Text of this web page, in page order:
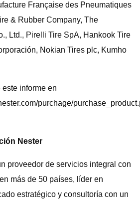
Française des Pneumatiques
& Rubber Company, The
Ltd., Pirelli Tire SpA, Hankook Tire
Nokian Tires plc, Kumho
informe en
purchage/
Nester
proveedor de servicios integral con
más de 50 países, líder en
estratégico y consultoría con un